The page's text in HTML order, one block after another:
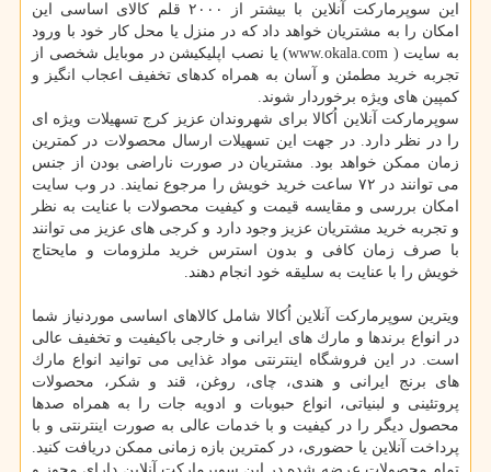
این سوپرماركت آنلاین با بیشتر از ۲۰۰۰ قلم كالای اساسی این
امكان را به مشتریان خواهد داد كه در منزل یا محل كار خود با ورود
به سایت ( www.okala.com) یا نصب اپلیكیشن در موبایل شخصی از
تجربه خرید مطمئن و آسان به همراه كدهای تخفیف اعجاب انگیز و
كمپین های ویژه برخوردار شوند.
سوپرماركت آنلاین اُكالا برای شهروندان عزیز كرج تسهیلات ویژه ای
را در نظر دارد. در جهت این تسهیلات ارسال محصولات در كمترین
زمان ممكن خواهد بود. مشتریان در صورت ناراضی بودن از جنس
می توانند در ۷۲ ساعت خرید خویش را مرجوع نمایند. در وب سایت
امكان بررسی و مقایسه قیمت و كیفیت محصولات با عنایت به نظر
و تجربه خرید مشتریان عزیز وجود دارد و كرجی های عزیز می توانند
با صرف زمان كافی و بدون استرس خرید ملزومات و مایحتاج
خویش را با عنایت به سلیقه خود انجام دهند.
ویترین سوپرماركت آنلاین اُكالا شامل كالاهای اساسی موردنیاز شما
در انواع برندها و مارك های ایرانی و خارجی باكیفیت و تخفیف عالی
است. در این فروشگاه اینترنتی مواد غذایی می توانید انواع مارك
های برنج ایرانی و هندی، چای، روغن، قند و شكر، محصولات
پروتئینی و لبنیاتی، انواع حبوبات و ادویه جات را به همراه صدها
محصول دیگر را در كیفیت و با خدمات عالی به صورت اینترنتی و با
پرداخت آنلاین یا حضوری، در كمترین بازه زمانی ممكن دریافت كنید.